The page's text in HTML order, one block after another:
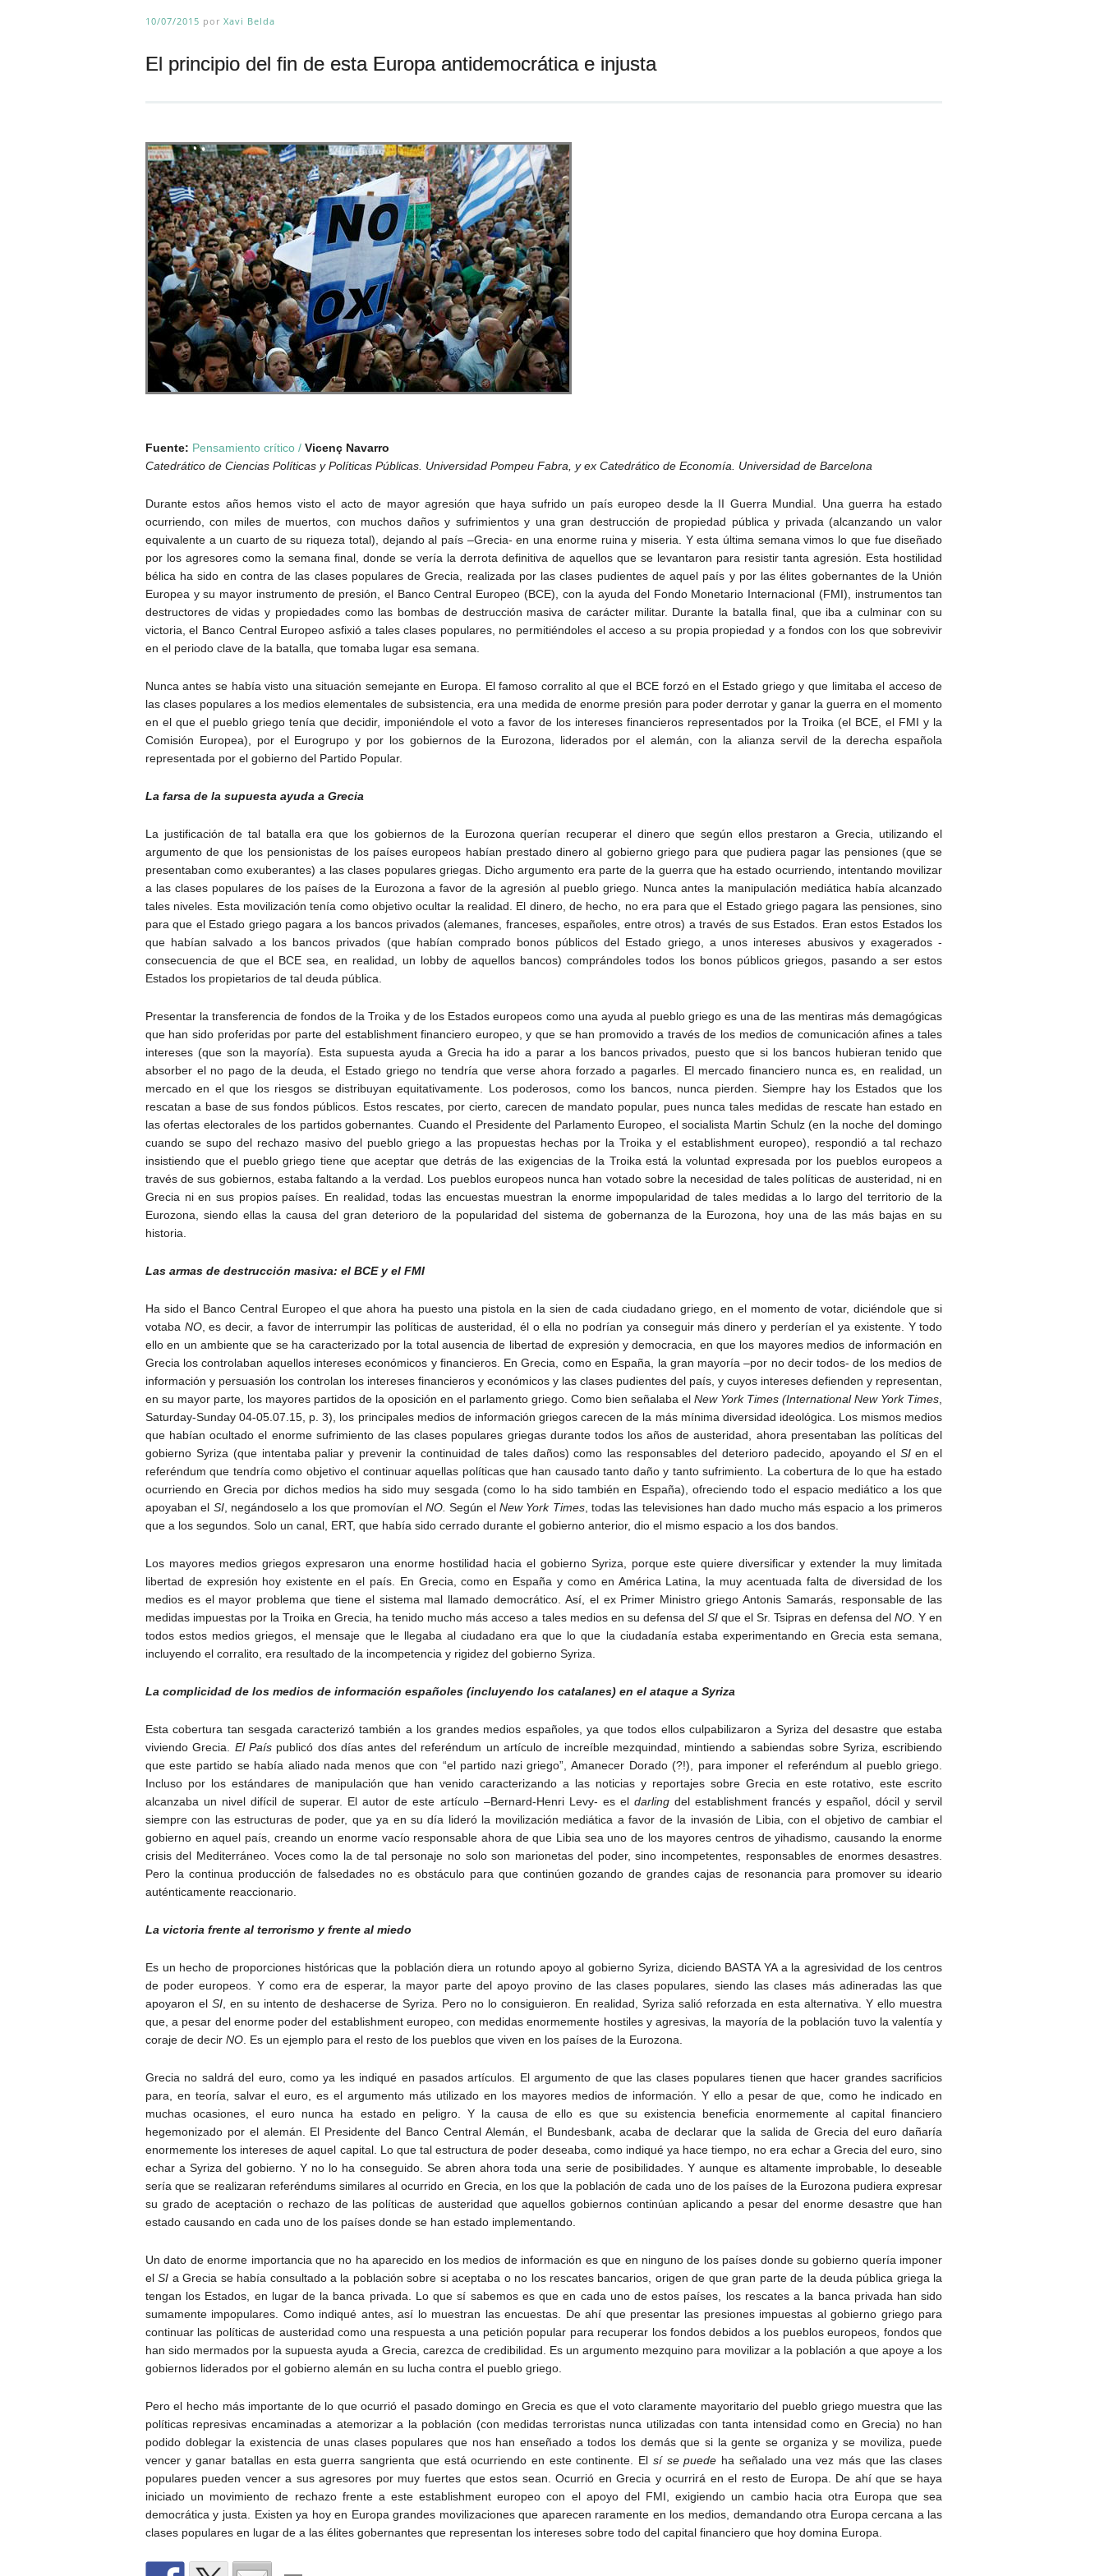
10/07/2015 por Xavi Belda
El principio del fin de esta Europa antidemocrática e injusta
Fuente: Pensamiento crítico / Vicenç Navarro
Catedrático de Ciencias Políticas y Políticas Públicas. Universidad Pompeu Fabra, y ex Catedrático de Economía. Universidad de Barcelona
Durante estos años hemos visto el acto de mayor agresión que haya sufrido un país europeo desde la II Guerra Mundial. Una guerra ha estado
ocurriendo, con miles de muertos, con muchos daños y sufrimientos y una gran destrucción de propiedad pública y privada (alcanzando un valor
equivalente a un cuarto de su riqueza total), dejando al país –Grecia- en una enorme ruina y miseria. Y esta última semana vimos lo que fue diseñado
por los agresores como la semana final, donde se vería la derrota definitiva de aquellos que se levantaron para resistir tanta agresión. Esta hostilidad
bélica ha sido en contra de las clases populares de Grecia, realizada por las clases pudientes de aquel país y por las élites gobernantes de la Unión
Europea y su mayor instrumento de presión, el Banco Central Europeo (BCE), con la ayuda del Fondo Monetario Internacional (FMI), instrumentos tan
destructores de vidas y propiedades como las bombas de destrucción masiva de carácter militar. Durante la batalla final, que iba a culminar con su
victoria, el Banco Central Europeo asfixió a tales clases populares, no permitiéndoles el acceso a su propia propiedad y a fondos con los que sobrevivir
en el periodo clave de la batalla, que tomaba lugar esa semana.
Nunca antes se había visto una situación semejante en Europa. El famoso corralito al que el BCE forzó en el Estado griego y que limitaba el acceso de
las clases populares a los medios elementales de subsistencia, era una medida de enorme presión para poder derrotar y ganar la guerra en el momento
en el que el pueblo griego tenía que decidir, imponiéndole el voto a favor de los intereses financieros representados por la Troika (el BCE, el FMI y la
Comisión Europea), por el Eurogrupo y por los gobiernos de la Eurozona, liderados por el alemán, con la alianza servil de la derecha española
representada por el gobierno del Partido Popular.
La farsa de la supuesta ayuda a Grecia
La justificación de tal batalla era que los gobiernos de la Eurozona querían recuperar el dinero que según ellos prestaron a Grecia, utilizando el
argumento de que los pensionistas de los países europeos habían prestado dinero al gobierno griego para que pudiera pagar las pensiones (que se
presentaban como exuberantes) a las clases populares griegas. Dicho argumento era parte de la guerra que ha estado ocurriendo, intentando movilizar
a las clases populares de los países de la Eurozona a favor de la agresión al pueblo griego. Nunca antes la manipulación mediática había alcanzado
tales niveles. Esta movilización tenía como objetivo ocultar la realidad. El dinero, de hecho, no era para que el Estado griego pagara las pensiones, sino
para que el Estado griego pagara a los bancos privados (alemanes, franceses, españoles, entre otros) a través de sus Estados. Eran estos Estados los
que habían salvado a los bancos privados (que habían comprado bonos públicos del Estado griego, a unos intereses abusivos y exagerados -
consecuencia de que el BCE sea, en realidad, un lobby de aquellos bancos) comprándoles todos los bonos públicos griegos, pasando a ser estos
Estados los propietarios de tal deuda pública.
Presentar la transferencia de fondos de la Troika y de los Estados europeos como una ayuda al pueblo griego es una de las mentiras más demagógicas
que han sido proferidas por parte del establishment financiero europeo, y que se han promovido a través de los medios de comunicación afines a tales
intereses (que son la mayoría). Esta supuesta ayuda a Grecia ha ido a parar a los bancos privados, puesto que si los bancos hubieran tenido que
absorber el no pago de la deuda, el Estado griego no tendría que verse ahora forzado a pagarles. El mercado financiero nunca es, en realidad, un
mercado en el que los riesgos se distribuyan equitativamente. Los poderosos, como los bancos, nunca pierden. Siempre hay los Estados que los
rescatan a base de sus fondos públicos. Estos rescates, por cierto, carecen de mandato popular, pues nunca tales medidas de rescate han estado en
las ofertas electorales de los partidos gobernantes. Cuando el Presidente del Parlamento Europeo, el socialista Martin Schulz (en la noche del domingo
cuando se supo del rechazo masivo del pueblo griego a las propuestas hechas por la Troika y el establishment europeo), respondió a tal rechazo
insistiendo que el pueblo griego tiene que aceptar que detrás de las exigencias de la Troika está la voluntad expresada por los pueblos europeos a
través de sus gobiernos, estaba faltando a la verdad. Los pueblos europeos nunca han votado sobre la necesidad de tales políticas de austeridad, ni en
Grecia ni en sus propios países. En realidad, todas las encuestas muestran la enorme impopularidad de tales medidas a lo largo del territorio de la
Eurozona, siendo ellas la causa del gran deterioro de la popularidad del sistema de gobernanza de la Eurozona, hoy una de las más bajas en su
historia.
Las armas de destrucción masiva: el BCE y el FMI
Ha sido el Banco Central Europeo el que ahora ha puesto una pistola en la sien de cada ciudadano griego, en el momento de votar, diciéndole que si
votaba NO, es decir, a favor de interrumpir las políticas de austeridad, él o ella no podrían ya conseguir más dinero y perderían el ya existente. Y todo
ello en un ambiente que se ha caracterizado por la total ausencia de libertad de expresión y democracia, en que los mayores medios de información en
Grecia los controlaban aquellos intereses económicos y financieros. En Grecia, como en España, la gran mayoría –por no decir todos- de los medios de
información y persuasión los controlan los intereses financieros y económicos y las clases pudientes del país, y cuyos intereses defienden y representan,
en su mayor parte, los mayores partidos de la oposición en el parlamento griego. Como bien señalaba elNew York Times (International New York Times
Saturday-Sunday 04-05.07.15, p. 3), los principales medios de información griegos carecen de la más mínima diversidad ideológica. Los mismos medios
que habían ocultado el enorme sufrimiento de las clases populares griegas durante todos los años de austeridad, ahora presentaban las políticas del
gobierno Syriza (que intentaba paliar y prevenir la continuidad de tales daños) como las responsables del deterioro padecido, apoyando el SIen el
referéndum que tendría como objetivo el continuar aquellas políticas que han causado tanto daño y tanto sufrimiento. La cobertura de lo que ha estado
ocurriendo en Grecia por dichos medios ha sido muy sesgada (como lo ha sido también en España), ofreciendo todo el espacio mediático a los que
apoyaban el SI, negándoselo a los que promovían el NO.Según el New York Times, todas las televisiones han dado mucho más espacio a los primeros
que a los segundos. Solo un canal, ERT, que había sido cerrado durante el gobierno anterior, dio el mismo espacio a los dos bandos.
Los mayores medios griegos expresaron una enorme hostilidad hacia el gobierno Syriza, porque este quiere diversificar y extender la muy limitada
libertad de expresión hoy existente en el país. En Grecia, como en España y como en América Latina, la muy acentuada falta de diversidad de los
medios es el mayor problema que tiene el sistema mal llamado democrático. Así, el ex Primer Ministro griego Antonis Samarás, responsable de las
medidas impuestas por la Troika en Grecia, ha tenido mucho más acceso a tales medios en su defensa del SI que el Sr. Tsipras en defensa delNO . Y en
todos estos medios griegos, el mensaje que le llegaba al ciudadano era que lo que la ciudadanía estaba experimentando en Grecia esta semana,
incluyendo el corralito, era resultado de la incompetencia y rigidez del gobierno Syriza.
La complicidad de los medios de información españoles (incluyendo los catalanes) en el ataque a Syriza
Esta cobertura tan sesgada caracterizó también a los grandes medios españoles, ya que todos ellos culpabilizaron a Syriza del desastre que estaba
viviendo Grecia. El País publicó dos días antes del referéndum un artículo de increíble mezquindad, mintiendo a sabiendas sobre Syriza, escribiendo
que este partido se había aliado nada menos que con “el partido nazi griego”, Amanecer Dorado (?!), para imponer el referéndum al pueblo griego.
Incluso por los estándares de manipulación que han venido caracterizando a las noticias y reportajes sobre Grecia en este rotativo, este escrito
alcanzaba un nivel difícil de superar. El autor de este artículo –Bernard-Henri Levy- es el darlingdel establishment francés y español, dócil y servil
siempre con las estructuras de poder, que ya en su día lideró la movilización mediática a favor de la invasión de Libia, con el objetivo de cambiar el
gobierno en aquel país, creando un enorme vacío responsable ahora de que Libia sea uno de los mayores centros de yihadismo, causando la enorme
crisis del Mediterráneo. Voces como la de tal personaje no solo son marionetas del poder, sino incompetentes, responsables de enormes desastres.
Pero la continua producción de falsedades no es obstáculo para que continúen gozando de grandes cajas de resonancia para promover su ideario
auténticamente reaccionario.
La victoria frente al terrorismo y frente al miedo
Es un hecho de proporciones históricas que la población diera un rotundo apoyo al gobierno Syriza, diciendo BASTA YA a la agresividad de los centros
de poder europeos. Y como era de esperar, la mayor parte del apoyo provino de las clases populares, siendo las clases más adineradas las que
apoyaron el SI, en su intento de deshacerse de Syriza. Pero no lo consiguieron. En realidad, Syriza salió reforzada en esta alternativa. Y ello muestra
que, a pesar del enorme poder del establishment europeo, con medidas enormemente hostiles y agresivas, la mayoría de la población tuvo la valentía y
coraje de decir NO. Es un ejemplo para el resto de los pueblos que viven en los países de la Eurozona.
Grecia no saldrá del euro, como ya les indiqué en pasados artículos. El argumento de que las clases populares tienen que hacer grandes sacrificios
para, en teoría, salvar el euro, es el argumento más utilizado en los mayores medios de información. Y ello a pesar de que, como he indicado en
muchas ocasiones, el euro nunca ha estado en peligro. Y la causa de ello es que su existencia beneficia enormemente al capital financiero
hegemonizado por el alemán. El Presidente del Banco Central Alemán, el Bundesbank, acaba de declarar que la salida de Grecia del euro dañaría
enormemente los intereses de aquel capital. Lo que tal estructura de poder deseaba, como indiqué ya hace tiempo, no era echar a Grecia del euro, sino
echar a Syriza del gobierno. Y no lo ha conseguido. Se abren ahora toda una serie de posibilidades. Y aunque es altamente improbable, lo deseable
sería que se realizaran referéndums similares al ocurrido en Grecia, en los que la población de cada uno de los países de la Eurozona pudiera expresar
su grado de aceptación o rechazo de las políticas de austeridad que aquellos gobiernos continúan aplicando a pesar del enorme desastre que han
estado causando en cada uno de los países donde se han estado implementando.
Un dato de enorme importancia que no ha aparecido en los medios de información es que en ninguno de los países donde su gobierno quería imponer
elSI a Grecia se había consultado a la población sobre si aceptaba o no los rescates bancarios, origen de que gran parte de la deuda pública griega la
tengan los Estados, en lugar de la banca privada. Lo que sí sabemos es que en cada uno de estos países, los rescates a la banca privada han sido
sumamente impopulares. Como indiqué antes, así lo muestran las encuestas. De ahí que presentar las presiones impuestas al gobierno griego para
continuar las políticas de austeridad como una respuesta a una petición popular para recuperar los fondos debidos a los pueblos europeos, fondos que
han sido mermados por la supuesta ayuda a Grecia, carezca de credibilidad. Es un argumento mezquino para movilizar a la población a que apoye a los
gobiernos liderados por el gobierno alemán en su lucha contra el pueblo griego.
Pero el hecho más importante de lo que ocurrió el pasado domingo en Grecia es que el voto claramente mayoritario del pueblo griego muestra que las
políticas represivas encaminadas a atemorizar a la población (con medidas terroristas nunca utilizadas con tanta intensidad como en Grecia) no han
podido doblegar la existencia de unas clases populares que nos han enseñado a todos los demás que si la gente se organiza y se moviliza, puede
vencer y ganar batallas en esta guerra sangrienta que está ocurriendo en este continente. El sí se puede ha señalado una vez más que las clases
populares pueden vencer a sus agresores por muy fuertes que estos sean. Ocurrió en Grecia y ocurrirá en el resto de Europa. De ahí que se haya
iniciado un movimiento de rechazo frente a este establishment europeo con el apoyo del FMI, exigiendo un cambio hacia otra Europa que sea
democrática y justa. Existen ya hoy en Europa grandes movilizaciones que aparecen raramente en los medios, demandando otra Europa cercana a las
clases populares en lugar de a las élites gobernantes que representan los intereses sobre todo del capital financiero que hoy domina Europa.